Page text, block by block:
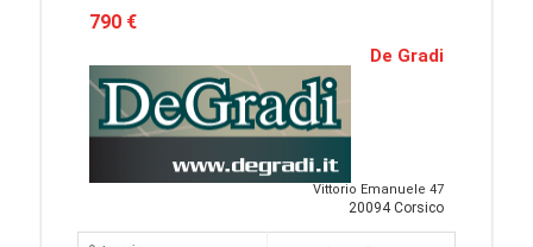
790 €
De Gradi
Vittorio Emanuele 47
20094 Corsico